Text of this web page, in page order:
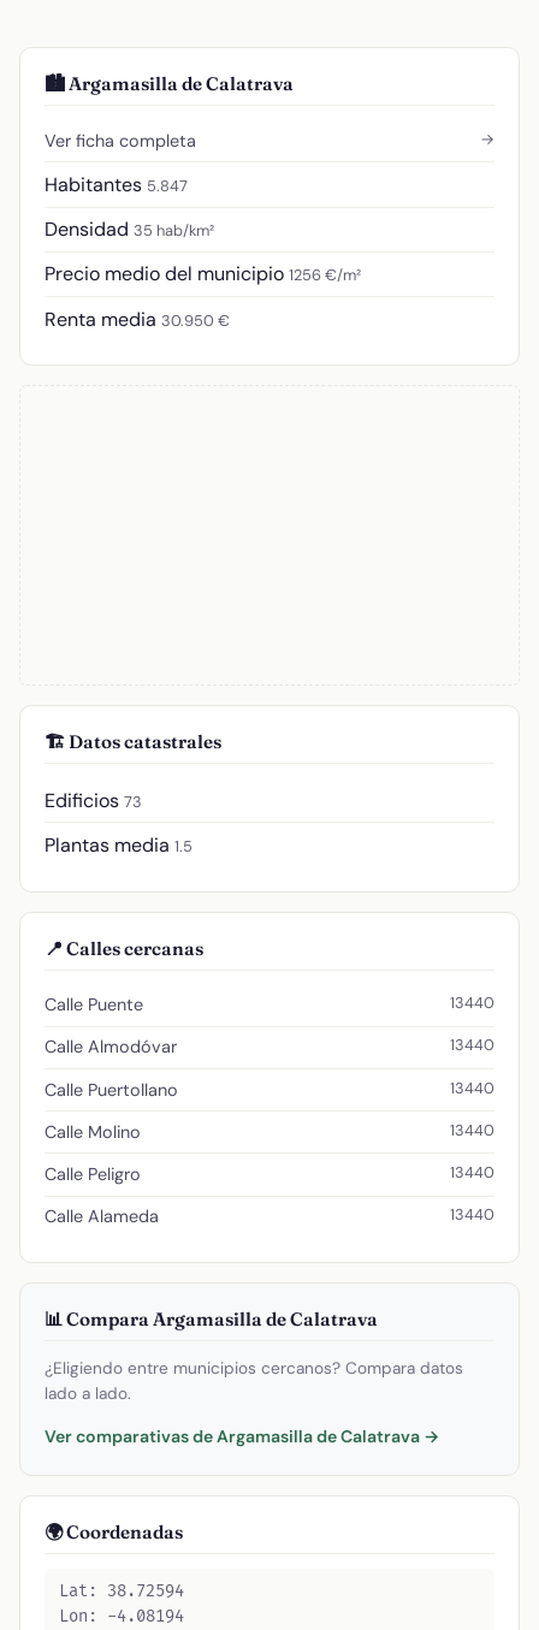
🏙️ Argamasilla de Calatrava
Ver ficha completa →
Habitantes 5.847
Densidad 35 hab/km²
Precio medio del municipio 1256 €/m²
Renta media 30.950 €
🏗️ Datos catastrales
Edificios 73
Plantas media 1.5
📍 Calles cercanas
Calle Puente 13440
Calle Almodóvar 13440
Calle Puertollano 13440
Calle Molino 13440
Calle Peligro 13440
Calle Alameda 13440
📊 Compara Argamasilla de Calatrava
¿Eligiendo entre municipios cercanos? Compara datos
lado a lado.
Ver comparativas de Argamasilla de Calatrava →
🌍 Coordenadas
Lat: 38.72594
Lon: -4.08194